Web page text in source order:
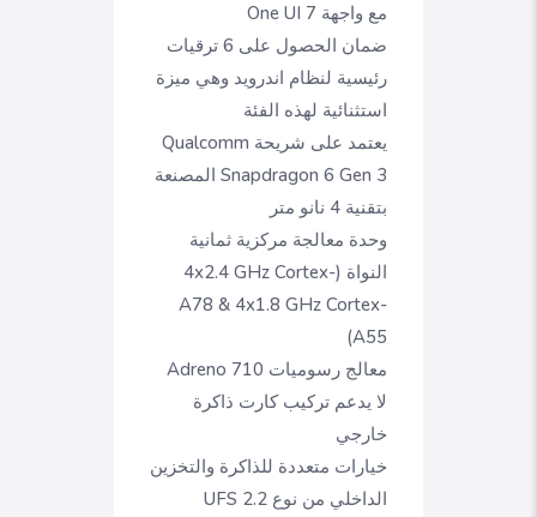
مع واجهة One UI 7
ضمان الحصول على 6 ترقيات
رئيسية لنظام اندرويد وهي ميزة
استثنائية لهذه الفئة
يعتمد على شريحة Qualcomm
Snapdragon 6 Gen 3 المصنعة
بتقنية 4 نانو متر
وحدة معالجة مركزية ثمانية
النواة (4x2.4 GHz Cortex-
A78 & 4x1.8 GHz Cortex-
A55)
معالج رسوميات Adreno 710
لا يدعم تركيب كارت ذاكرة
خارجي
خيارات متعددة للذاكرة والتخزين
الداخلي من نوع UFS 2.2